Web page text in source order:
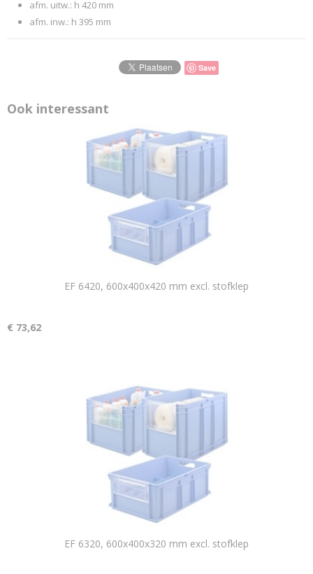
afm. uitw.: h 420 mm
afm. inw.: h 395 mm
Save
Ook interessant
EF 6420, 600x400x420 mm excl. stofklep
€ 73,62
EF 6320, 600x400x320 mm excl. stofklep